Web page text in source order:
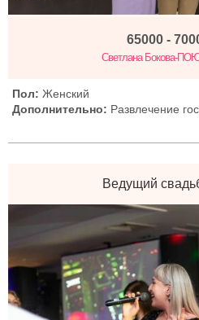
65000 -
Светлана Бокова-
Пол: Женский
Дополнительно: Развлечение
Ведущий